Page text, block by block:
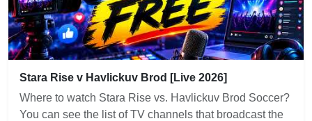
Stara Rise v Havlickuv Brod [Live 2026]
Where to watch Stara Rise vs. Havlickuv Brod Soccer?
You can see the list of TV channels that broadcast the